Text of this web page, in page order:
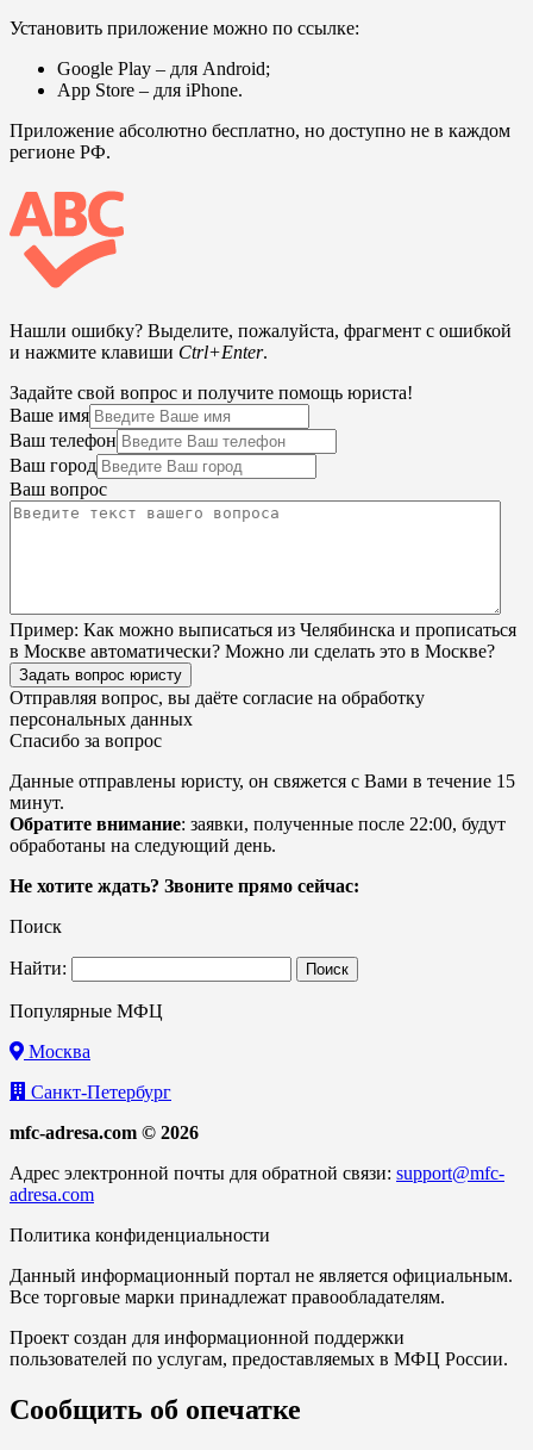
Установить приложение можно по ссылке:
Google Play – для Android;
App Store – для iPhone.
Приложение абсолютно бесплатно, но доступно не в каждом
регионе РФ.
Нашли ошибку? Выделите, пожалуйста, фрагмент с ошибкой
и нажмите клавиши Ctrl+Enter.
Задайте свой вопрос и получите помощь юриста!
Ваше имя
Ваш телефон
Ваш город
Ваш вопрос
Пример: Как можно выписаться из Челябинска и прописаться
в Москве автоматически? Можно ли сделать это в Москве?
Задать вопрос юристу
Отправляя вопрос, вы даёте согласие на обработку
персональных данных
Спасибо за вопрос
Данные отправлены юристу, он свяжется с Вами в течение 15
минут.
Обратите внимание: заявки, полученные после 22:00, будут
обработаны на следующий день.
Не хотите ждать? Звоните прямо сейчас:
Поиск
Найти:
Популярные МФЦ
Москва
Санкт-Петербург
mfc-adresa.com © 2026
Адрес электронной почты для обратной связи: support@mfc-
adresa.com
Политика конфиденциальности
Данный информационный портал не является официальным.
Все торговые марки принадлежат правообладателям.
Проект создан для информационной поддержки
пользователей по услугам, предоставляемых в МФЦ России.
Сообщить об опечатке